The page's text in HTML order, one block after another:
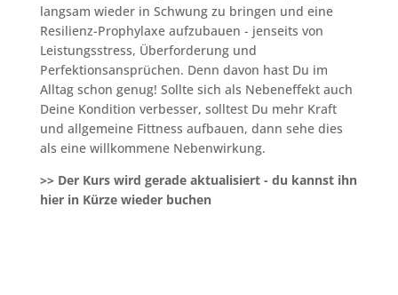
langsam wieder in Schwung zu bringen und eine
Resilienz-Prophylaxe aufzubauen - jenseits von
Leistungsstress, Überforderung und
Perfektionsansprüchen. Denn davon hast Du im
Alltag schon genug! Sollte sich als Nebeneffekt auch
Deine Kondition verbesser, solltest Du mehr Kraft
und allgemeine Fittness aufbauen, dann sehe dies
als eine willkommene Nebenwirkung.
>> Der Kurs wird gerade aktualisiert - du kannst ihn
hier in Kürze wieder buchen